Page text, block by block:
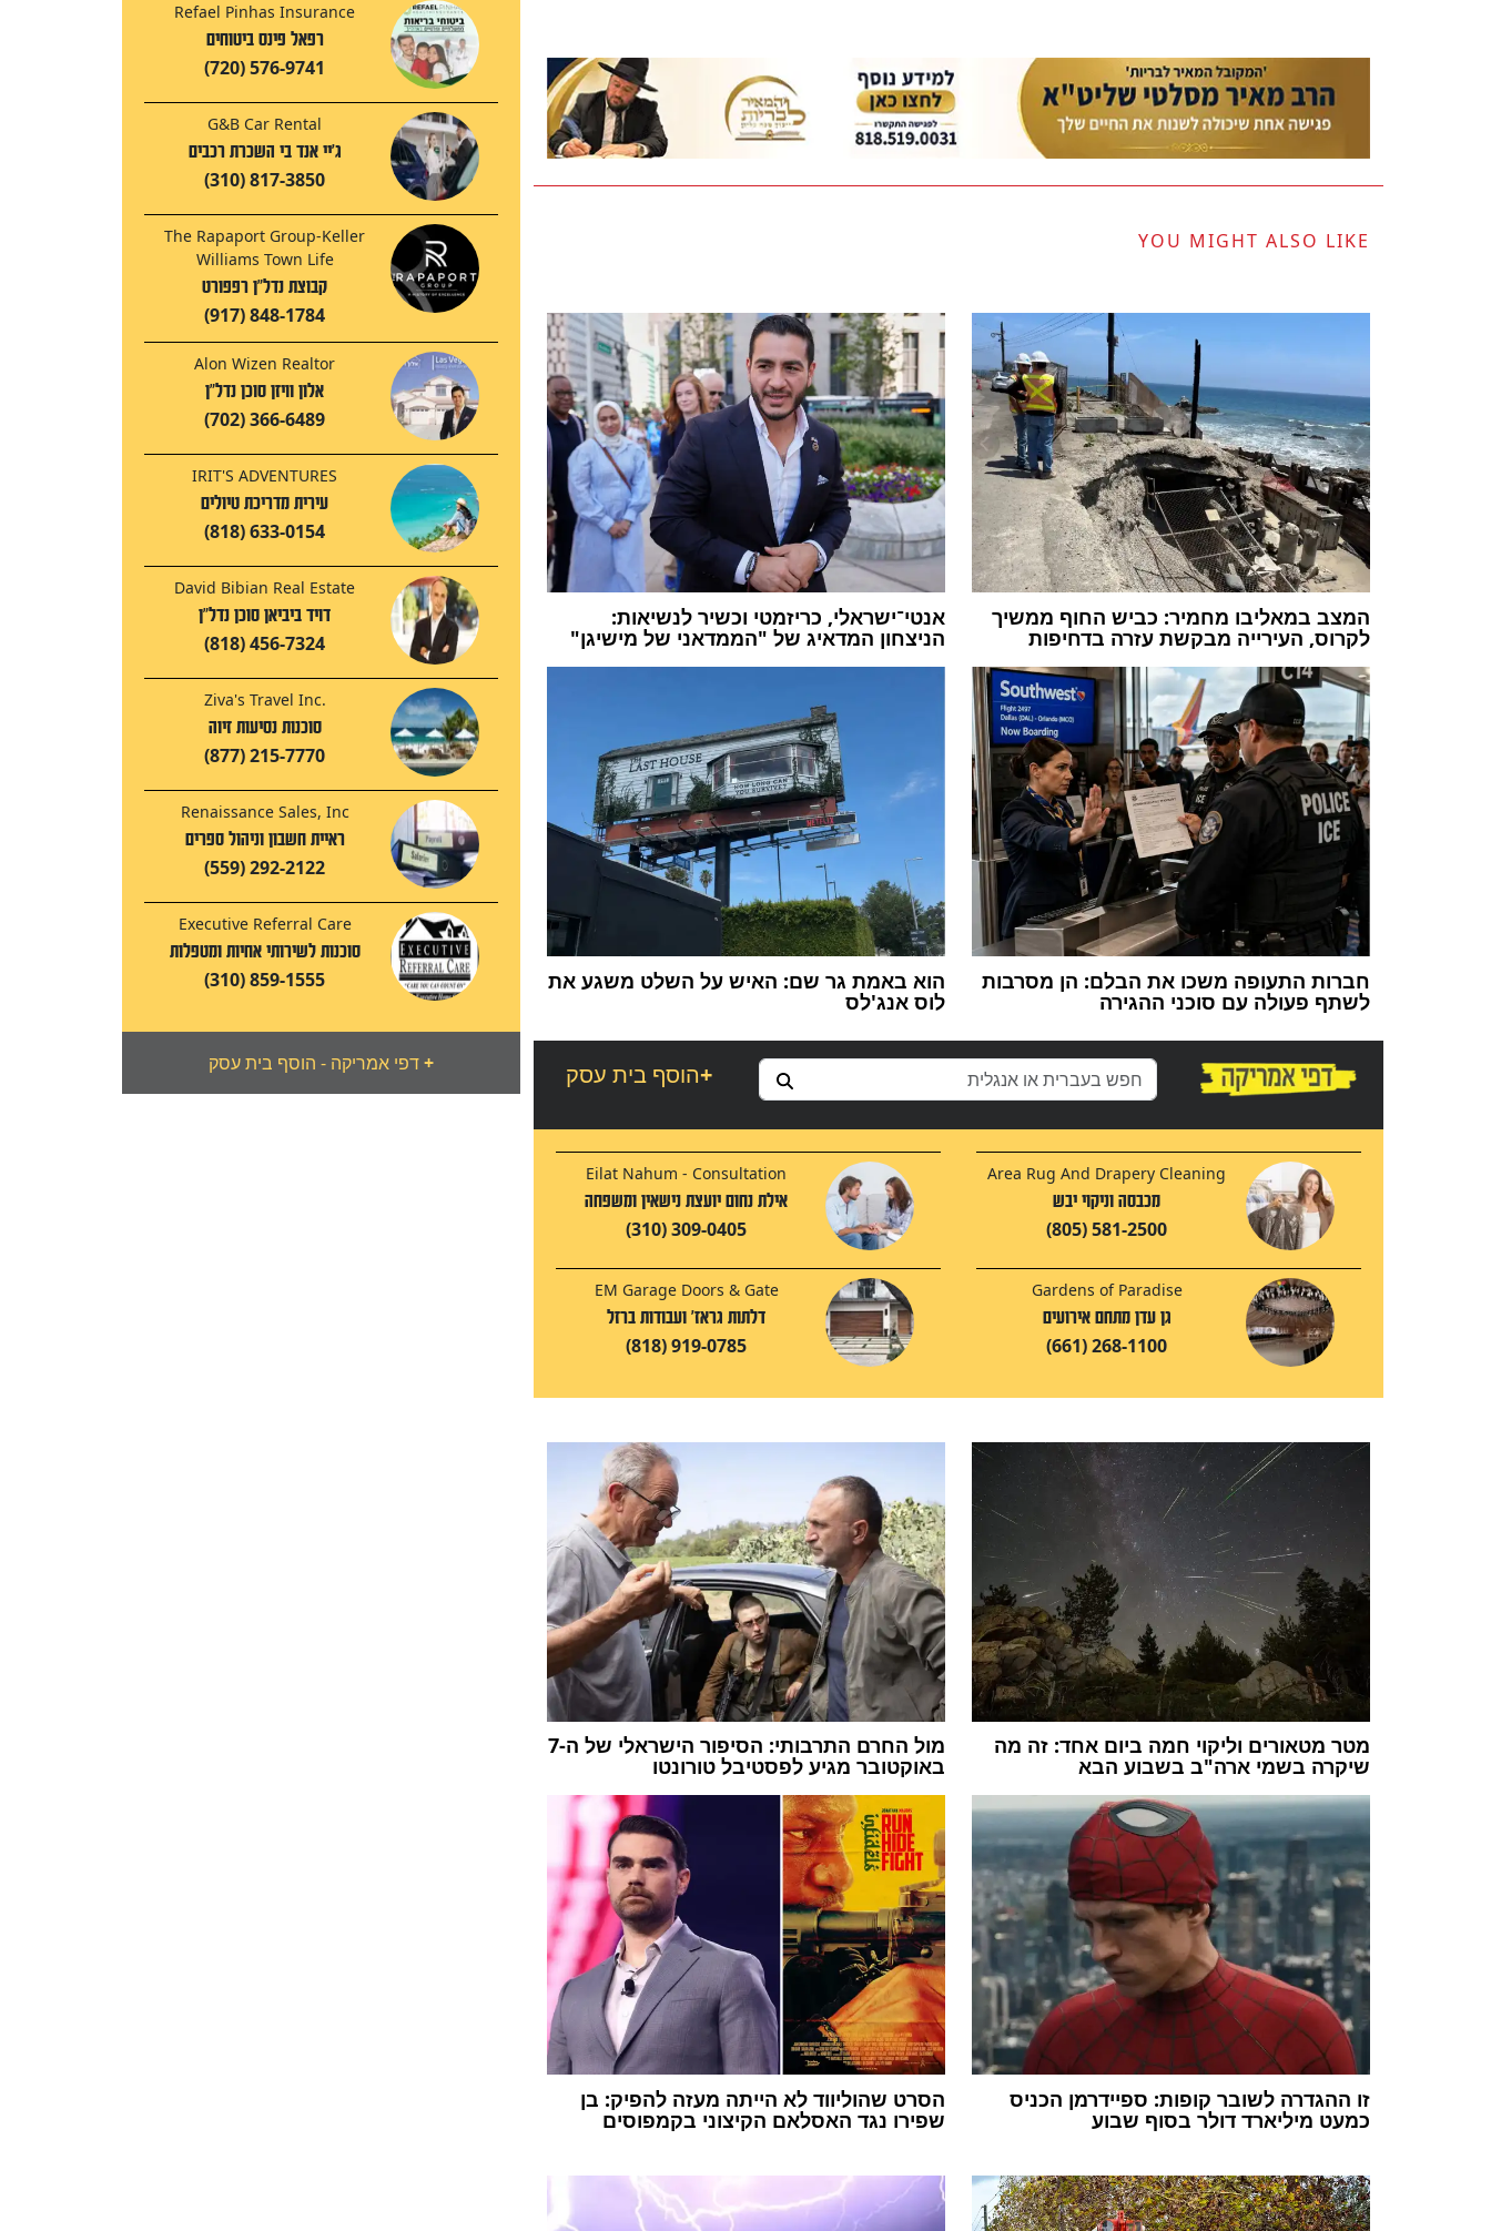
Refael Pinhas Insurance
רפאל פינס ביטוחים
(720) 576-9741
G&B Car Rental
ג'יי אנד בי השכרת רכבים
(310) 817-3850
The Rapaport Group-Keller
Williams Town Life
קבוצת נדל"ן רפפורט
(917) 848-1784
Alon Wizen Realtor
אלון וויזן סוכן נדל"ן
(702) 366-6489
IRIT'S ADVENTURES
עירית מדריכת טיולים
(818) 633-0154
David Bibian Real Estate
דויד ביביאן סוכן נדל"ן
(818) 456-7324
Ziva's Travel Inc.
סוכנות נסיעות זיוה
(877) 215-7770
Renaissance Sales, Inc
ראיית חשבון וניהול ספרים
(559) 292-2122
Executive Referral Care
סוכנות לשירותי אחיות ומטפלות
(310) 859-1555
דפי אמריקה - הוסף בית עסק+
YOU MIGHT ALSO LIKE
אנטי־ישראלי, כריזמטי וכשיר לנשיאות:
הניצחון המדאיג של "הממדאני של מישיגן"
המצב במאליבו מחמיר: כביש החוף ממשיך
לקרוס, העירייה מבקשת עזרה בדחיפות
הוא באמת גר שם: האיש על השלט משגע את
לוס אנג'לס
חברות התעופה משכו את הבלם: הן מסרבות
לשתף פעולה עם סוכני ההגירה
הוסף בית עסק+
Eilat Nahum - Consultation
אילת נחום יועצת נישאין ומשפחה
(310) 309-0405
Area Rug And Drapery Cleaning
מכבסה וניקוי יבש
(805) 581-2500
EM Garage Doors & Gate
דלתות גראז' ועבודות ברזל‬‎
(818) 919-0785
Gardens of Paradise
גן עדן מתחם אירועים
(661) 268-1100
מול החרם התרבותי: הסיפור הישראלי של ה-7
באוקטובר מגיע לפסטיבל טורונטו
מטר מטאורים וליקוי חמה ביום אחד: זה מה
שיקרה בשמי ארה"ב בשבוע הבא
הסרט שהוליווד לא הייתה מעזה להפיק: בן
שפירו נגד האסלאם הקיצוני בקמפוסים
זו ההגדרה לשובר קופות: ספיידרמן הכניס
כמעט מיליארד דולר בסוף שבוע